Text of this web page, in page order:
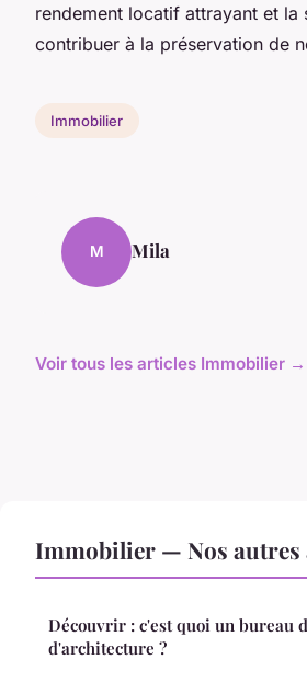
rendement locatif attrayant et la
contribuer à la préservation de
Immobilier
M Mila
Voir tous les articles Immobilier →
Immobilier — Nos autres
Découvrir : c'est quoi un bureau
d'architecture ?